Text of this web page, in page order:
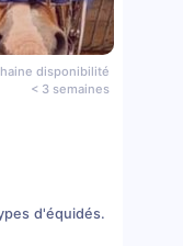
disponibilité
< 3 semaines
d'équidés.